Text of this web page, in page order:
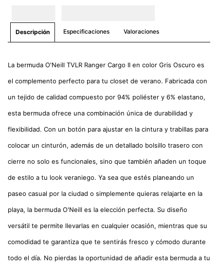
Descripción Especificaciones Valoraciones
La bermuda O'Neill TVLR Ranger Cargo II en color Gris Oscuro es
el complemento perfecto para tu closet de verano. Fabricada con
un tejido de calidad compuesto por 94% poliéster y 6% elastano,
esta bermuda ofrece una combinación única de durabilidad y
flexibilidad. Con un botón para ajustar en la cintura y trabillas para
colocar un cinturón, además de un detallado bolsillo trasero con
cierre no solo es funcionales, sino que también añaden un toque
de estilo a tu look veraniego. Ya sea que estés planeando un
paseo casual por la ciudad o simplemente quieras relajarte en la
playa, la bermuda O'Neill es la elección perfecta. Su diseño
versátil te permite llevarlas en cualquier ocasión, mientras que su
comodidad te garantiza que te sentirás fresco y cómodo durante
todo el día. No pierdas la oportunidad de añadir esta bermuda a tu